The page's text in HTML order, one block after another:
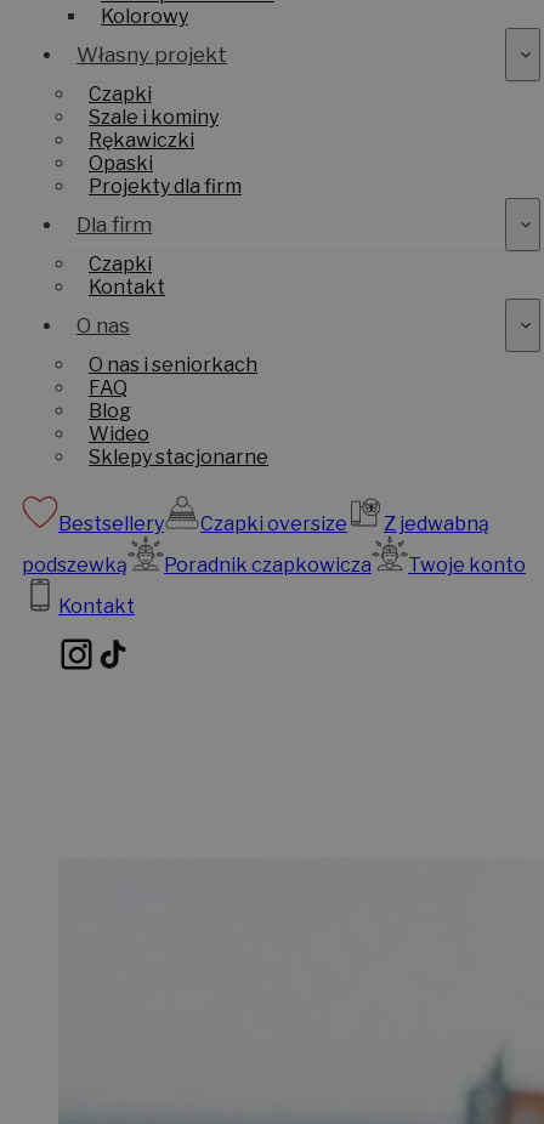
Kolorowy
Własny projekt
Czapki
Szale i kominy
Rękawiczki
Opaski
Projekty dla firm
Dla firm
Czapki
Kontakt
O nas
O nas i seniorkach
FAQ
Blog
Wideo
Sklepy stacjonarne
Bestsellery Czapki oversize
Z jedwabną
podszewką
Poradnik czapkowicza
Twoje konto
Kontakt